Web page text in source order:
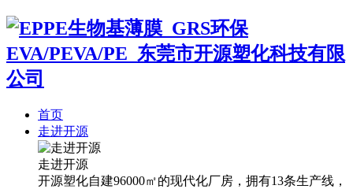
首页
走进开源
走进开源
开源塑化自建96000㎡的现代化厂房，拥有13条生产线，